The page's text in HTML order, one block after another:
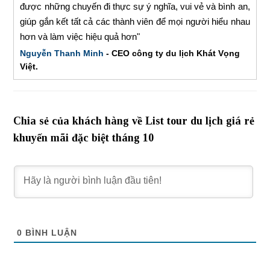
được những chuyến đi thực sự ý nghĩa, vui vẻ và bình an,
giúp gắn kết tất cả các thành viên để mọi người hiểu nhau
hơn và làm việc hiệu quả hơn"
Nguyễn Thanh Minh - CEO công ty du lịch Khát Vọng
Việt.
Chia sẻ của khách hàng về List tour du lịch giá rẻ
khuyến mãi đặc biệt tháng 10
0 BÌNH LUẬN